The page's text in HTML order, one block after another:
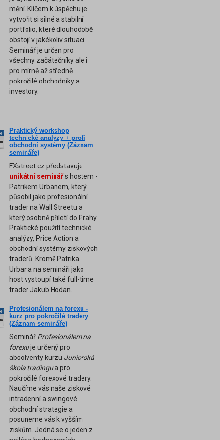
mění. Klíčem k úspěchu je
vytvořit si silné a stabilní
portfolio, které dlouhodobě
obstojí v jakékoliv situaci.
Seminář je určen pro
všechny začátečníky ale i
pro mírně až středně
pokročilé obchodníky a
investory.
Praktický workshop
technické analýzy + profi
obchodní systémy (Záznam
semináře)
FXstreet.cz představuje
unikátní seminářs hostem -
Patrikem Urbanem, který
působil jako profesionální
trader na Wall Streetu a
který osobně přiletí do Prahy.
Praktické použití technické
analýzy, Price Action a
obchodní systémy ziskových
traderů. Kromě Patrika
Urbana na semináři jako
host vystoupí také full-time
trader Jakub Hodan.
Profesionálem na forexu -
kurz pro pokročilé tradery
(Záznam semináře)
Seminář Profesionálem na
forexuje určený pro
absolventy kurzu Juniorská
škola tradingua pro
pokročilé forexové tradery.
Naučíme vás naše ziskové
intradenní a swingové
obchodní strategie a
posuneme vás k vyšším
ziskům. Jedná se o jeden z